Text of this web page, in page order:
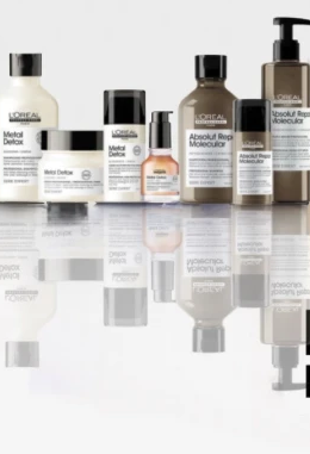
contacto. Además, se deslizan
Dibuja los ojos: desde nuestra
ojos, hasta nuestras
cejas e imprimaciones de
Physician's Formula ofrece
incluyendo máscaras, barras
bronceadores. Nuestros
Productos de belleza
sensible y ojos, y creado sin
en otros artículos de cuidado